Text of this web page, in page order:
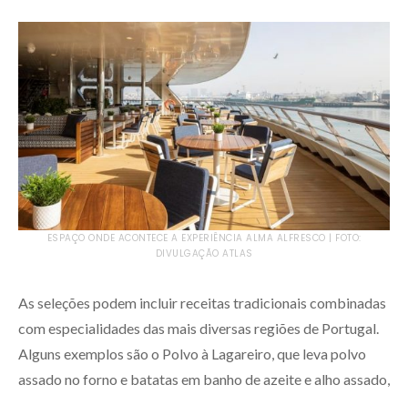
ESPAÇO ONDE ACONTECE A EXPERIÊNCIA ALMA ALFRESCO | FOTO:
DIVULGAÇÃO ATLAS
As seleções podem incluir receitas tradicionais combinadas
com especialidades das mais diversas regiões de Portugal.
Alguns exemplos são o Polvo à Lagareiro, que leva polvo
assado no forno e batatas em banho de azeite e alho assado,